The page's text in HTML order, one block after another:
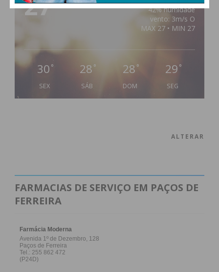
42% humidade
vento: 3m/s O
MAX 27 • MIN 27
30 °
SEX
28 °
SÁB
28 °
DOM
29 °
SEG
ALTERAR
FARMACIAS DE SERVIÇO EM PAÇOS DE
FERREIRA